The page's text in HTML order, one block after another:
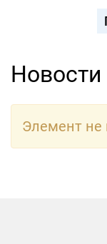
Новости
Элемент не